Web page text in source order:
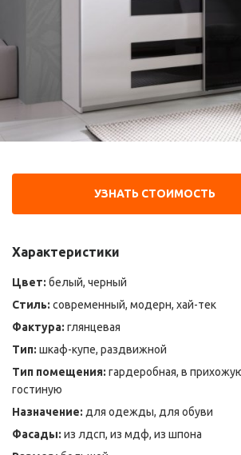
УЗНАТЬ СТОИМОСТЬ
Характеристики
Цвет: белый, черный
Стиль: современный, модерн, хай-тек
Фактура: глянцевая
Тип: шкаф-купе, раздвижной
Тип помещения: гардеробная, в
гостиную
Назначение: для одежды, для обуви
Фасады: из лдсп, из мдф, из шпона